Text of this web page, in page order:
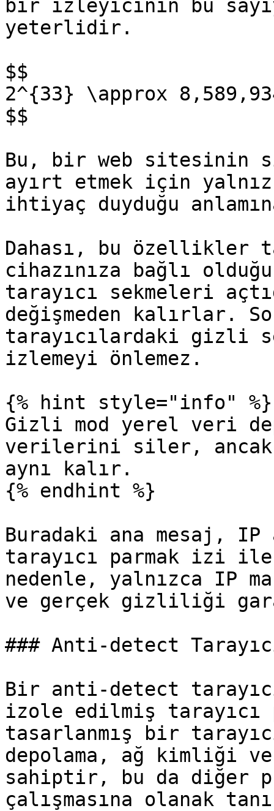
bir izleyicinin bu
yeterlidir.
$$
2^{33} \approx
$$
Bu, bir web sitesinin
ayırt etmek için
ihtiyaç duyduğu
Dahası, bu özellikler
cihazınıza bağlı
tarayıcı sekmeleri
değişmeden kalırlar.
tarayıcılardaki gizli
izlemeyi önlemez.
{% hint style="info" %}
Gizli mod yerel veri
verilerini siler, ancak
aynı kalır.
{% endhint %}
Buradaki ana mesaj,
tarayıcı parmak izi
nedenle, yalnızca IP
ve gerçek gizliliği
### Anti-detect
Bir anti-detect
izole edilmiş
tasarlanmış bir
depolama, ağ kimliği
sahiptir, bu da diğer
çalışmasına olanak